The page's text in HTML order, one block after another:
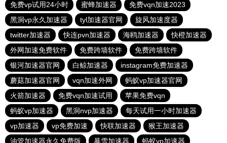
免费vp试用24小时
蜜蜂加速器
免费vqn加速2023
黑洞vp永久加速器
tyl加速器官网
旋风加速度器
twitter加速器
快连pvn加速器 海鸥加速器
快橙加速器
外网加速免费软件
免费跨墙软件
免费跨墙软件
银河加速器官网
白鲸加速器
instagram免费加速器
蘑菇加速器官网
vqn加速外网
蚂蚁vp加速器官网
火箭加速器
免费vqn加速试用
苹果免费vqn
蚂蚁vp加速器
黑洞nvp加速器
每天试用一小时加速器
vp加速器
vp免费加速 快联加速器
猴王加速器
油管加速器永久免费版
暴雪加速器 蚂蚁vp加速器